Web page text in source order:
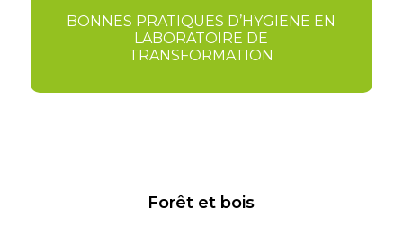
BONNES PRATIQUES D’HYGIENE EN
LABORATOIRE DE
TRANSFORMATION
Forêt et bois